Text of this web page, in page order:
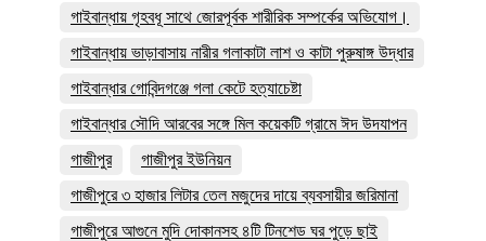
গাইবান্ধায় গৃহবধূ সাথে জোরপূর্বক শারীরিক সম্পর্কের অভিযোগ।
গাইবান্ধায় ভাড়াবাসায় নারীর গলাকাটা লাশ ও কাটা পুরুষাঙ্গ উদ্ধার
গাইবান্ধার গোবিন্দগঞ্জে গলা কেটে হত্যাচেষ্টা
গাইবান্ধার সৌদি আরবের সঙ্গে মিল কয়েকটি গ্রামে ঈদ উদযাপন
গাজীপুর
গাজীপুর ইউনিয়ন
গাজীপুরে ৩ হাজার লিটার তেল মজুদের দায়ে ব্যবসায়ীর জরিমানা
গাজীপুরে আগুনে মুদি দোকানসহ ৪টি টিনশেড ঘর পুড়ে ছাই